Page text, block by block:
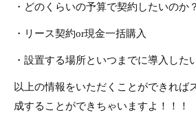
・どのくらいの予算で契約したいのか？
・リース契約or現金一括購入
・設置する場所といつまでに導入した
以上の情報をいただくことができれば
成することができちゃいますよ！！！